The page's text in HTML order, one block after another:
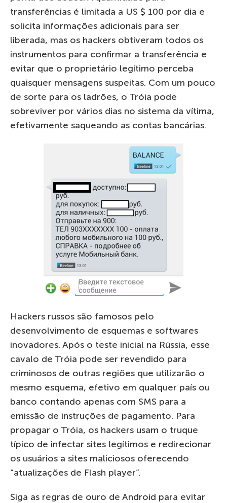
transferências é limitada a US $ 100 por dia e
solicita informações adicionais para ser
liberada, mas os hackers obtiveram todos os
instrumentos para confirmar a transferência e
evitar que o proprietário legítimo perceba
quaisquer mensagens suspeitas. Com um pouco
de sorte para os ladrões, o Tróia pode
sobreviver por vários dias no sistema da vítima,
efetivamente saqueando as contas bancárias.
Hackers russos são famosos pelo
desenvolvimento de esquemas e softwares
inovadores. Após o teste inicial na Rússia, esse
cavalo de Tróia pode ser revendido para
criminosos de outras regiões que utilizarão o
mesmo esquema, efetivo em qualquer país ou
banco contando apenas com SMS para a
emissão de instruções de pagamento. Para
propagar o Tróia, os hackers usam o truque
típico de infectar sites legítimos e redirecionar
os usuários a sites maliciosos oferecendo
“atualizações de Flash player”.
Siga as regras de ouro de Android para evitar